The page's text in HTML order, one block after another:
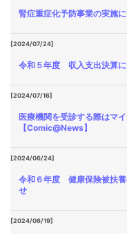
腎症重症化予防事業の実施
[2024/07/24]
令和５年度 収入支出決算に
[2024/07/16]
医療機関を受診する際はマ
【Comic@News】
[2024/06/24]
令和６年度 健康保険被扶養
せ
[2024/06/19]